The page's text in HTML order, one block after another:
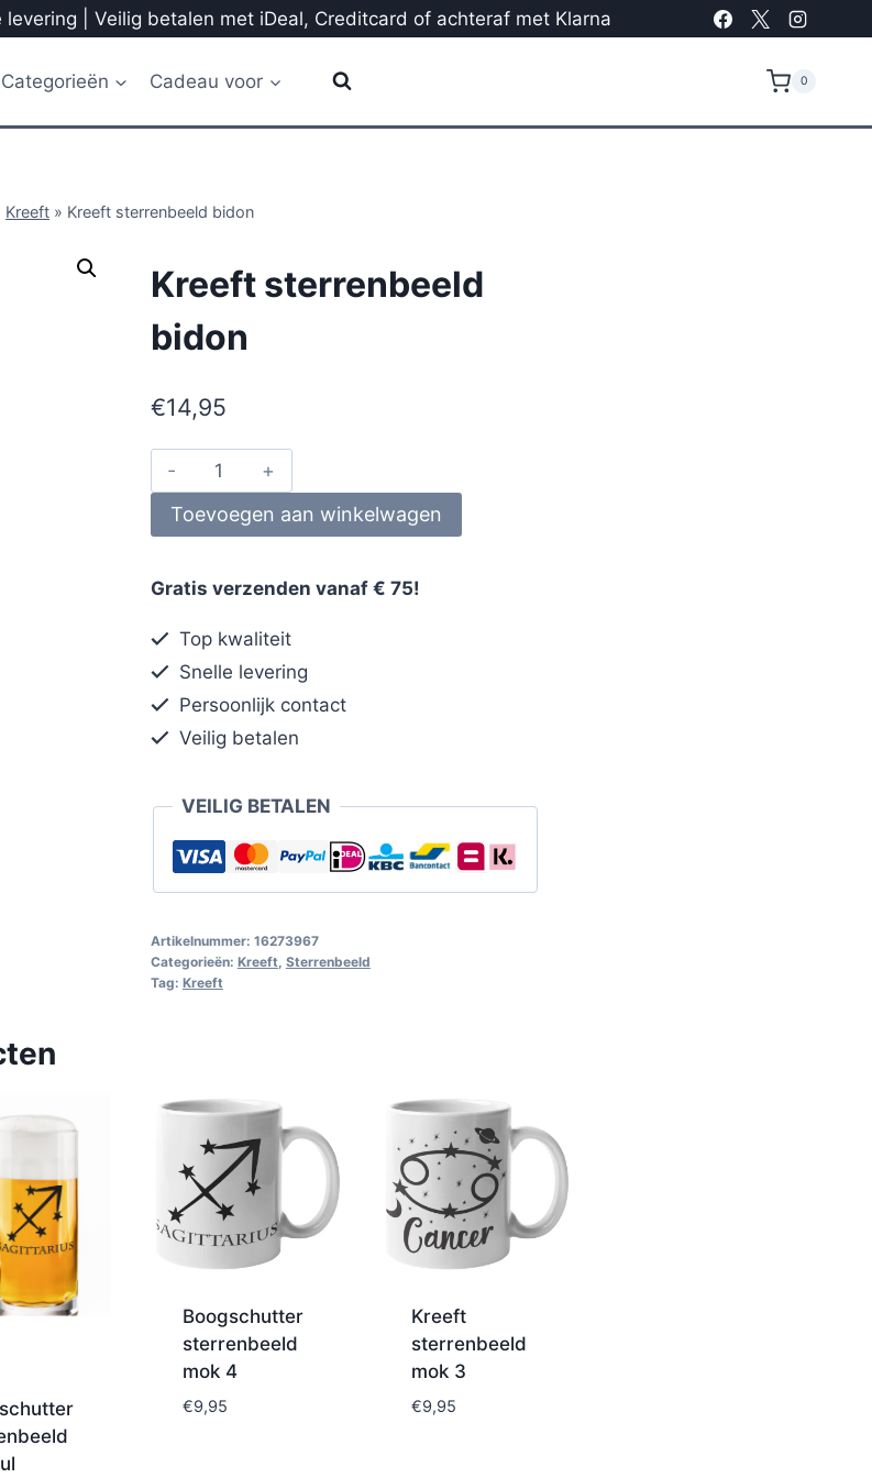
| Veilig betalen met iDeal, Creditcard of achteraf met Klarna
Categorieën Cadeau voor 0
Kreeft » Kreeft sterrenbeeld bidon
Kreeft sterrenbeeld
bidon
€14,95
Toevoegen aan winkelwagen
Gratis verzenden vanaf € 75!
Top kwaliteit
Snelle levering
Persoonlijk contact
Veilig betalen
VEILIG BETALEN
Artikelnummer: 16273967
Categorieën: Kreeft Sterrenbeeld
Tag: Kreeft
Boogschutter
sterrenbeeld
mok 4
€9,95
Kreeft
sterrenbeeld
mok 3
€9,95